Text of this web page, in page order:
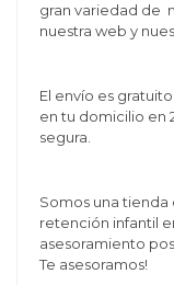
gran variedad de
nuestra web y
El envío es
en tu domicilio en
segura.
Somos una tienda
retención infantil
asesoramiento
Te asesoramos!